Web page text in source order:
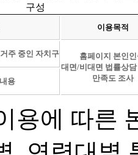
구성
이용목적
주 중인 자치구
홈페이지 본인인
대면/비대면 법률상
만족도 조사
용
용에 따른